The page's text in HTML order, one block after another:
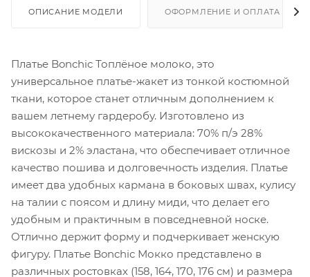
ОПИСАНИЕ МОДЕЛИ ОФОРМЛЕНИЕ И ОПЛАТА
Платье Bonchic Топлёное молоко, это
универсальное платье-жакет из тонкой костюмной
ткани, которое станет отличным дополнением к
вашем летнему гардеробу. Изготовлено из
высококачественного материала: 70% п/э 28%
вискозы и 2% эластана, что обеспечивает отличное
качество пошива и долговечность изделия. Платье
имеет два удобных кармана в боковых швах, кулису
на талии с поясом и длину миди, что делает его
удобным и практичным в повседневной носке.
Отлично держит форму и подчеркивает женскую
фигуру. Платье Bonchic Мокко представлено в
различных ростовках (158, 164, 170, 176 см) и размера